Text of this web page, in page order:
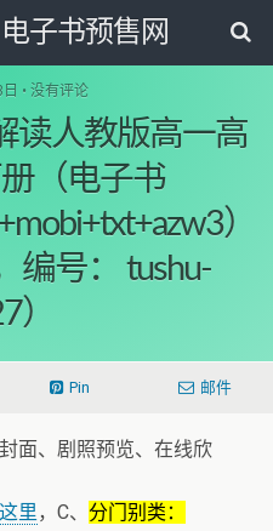
子书预售网
• 没有评论
读人教版高一高
（电子书
）
编号： tushu-
）
Pin 邮件
面、剧照预览、在线欣
里，C、 分门别类：